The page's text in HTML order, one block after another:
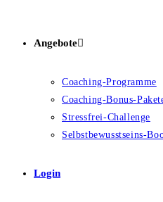
Angebote
Coaching-Programme
Coaching-Bonus-
Stressfrei-Challenge
Selbstbewusstseins-
Login